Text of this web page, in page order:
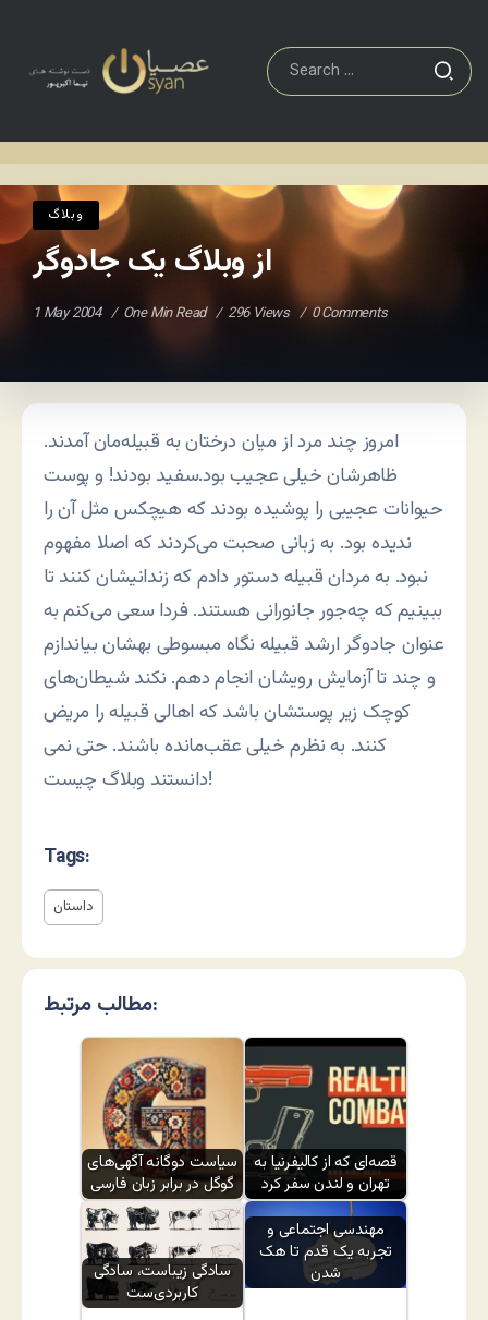
وبلاگ
از وبلاگ یک جادوگر
1 May 2004 One Min Read 296 Views 0 Comments
امروز چند مرد از میان درختان به قبیله‌مان آمدند.
ظاهرشان خیلی عجیب بود.سفید بودند! و پوست
حیوانات عجیبی را پوشیده بودند که هیچکس مثل آن را
ندیده بود. به زبانی صحبت می‌کردند که اصلا مفهوم
نبود. به مردان قبیله دستور دادم که زندانیشان کنند تا
ببینیم که چه‌جور جانورانی هستند. فردا سعی می‌کنم به
عنوان جادوگر ارشد قبیله نگاه مبسوطی بهشان بیاندازم
و چند تا آزمایش رویشان انجام دهم. نکند شیطان‌های
کوچک زیر پوستشان باشد که اهالی قبیله را مریض
کنند. به نظرم خیلی عقب‌مانده باشند. حتی نمی
دانستند وبلاگ چیست!
Tags:
داستان
مطالب مرتبط:
سیاست دوگانه آگهی‌های
گوگل در برابر زبان فارسی
قصه‌ای که از کالیفرنیا به
تهران و لندن سفر کرد
سادگی زیباست، سادگی
کاربردی‌ست
مهندسی اجتماعی و
تجربه یک قدم تا هک
شدن